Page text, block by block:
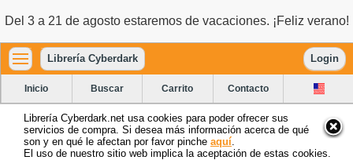
Del 3 a 21 de agosto estaremos de vacaciones. ¡Feliz verano!
Librería Cyberdark Login
Inicio Buscar Carrito Contacto
Librería Cyberdark.net usa cookies para poder ofrecer sus
servicios de compra. Si desea más información acerca de qué
son y en qué le afectan por favor pinche aquí
El uso de nuestro sitio web implica la aceptación de estas cookies.